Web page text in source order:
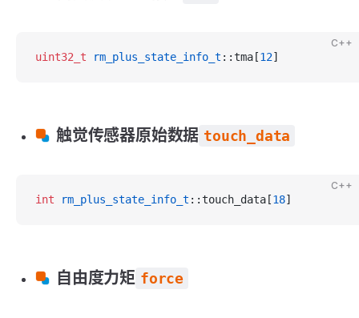
C++
uint32_t rm_plus_state_info_t ::tma[12]
触觉传感器原始数据 touch_data
C++
int rm_plus_state_info_t ::touch_data[18]
自由度力矩 force